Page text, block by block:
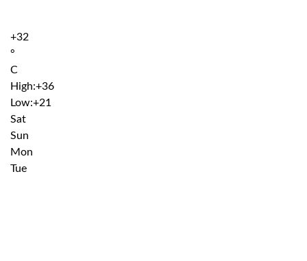
+32
°
C
High:+36
Low:+21
Sat
Sun
Mon
Tue